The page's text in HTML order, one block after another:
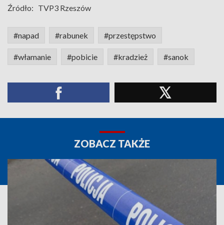
Źródło: TVP3 Rzeszów
#napad #rabunek #przestępstwo
#włamanie #pobicie #kradzież #sanok
ZOBACZ TAKŻE